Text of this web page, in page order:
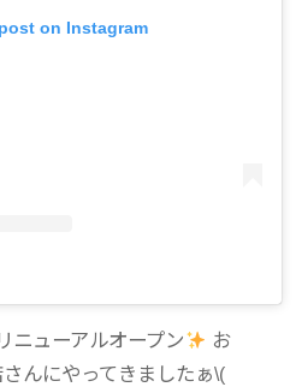
on Instagram
ニューアルオープン
お
んにやってきましたぁ\(